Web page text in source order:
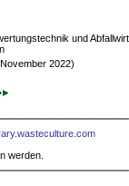
und
2022)
werden.